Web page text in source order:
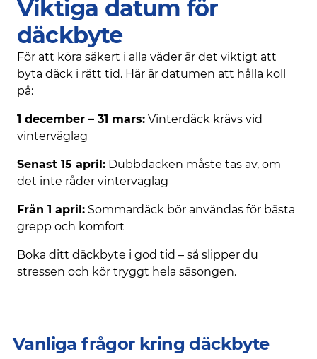
Viktiga datum för
däckbyte
För att köra säkert i alla väder är det viktigt att
byta däck i rätt tid. Här är datumen att hålla koll
på:
1 december – 31 mars: Vinterdäck krävs vid
vinterväglag
Senast 15 april: Dubbdäcken måste tas av, om
det inte råder vinterväglag
Från 1 april: Sommardäck bör användas för bästa
grepp och komfort
Boka ditt däckbyte i god tid – så slipper du
stressen och kör tryggt hela säsongen.
Vanliga frågor kring däckbyte